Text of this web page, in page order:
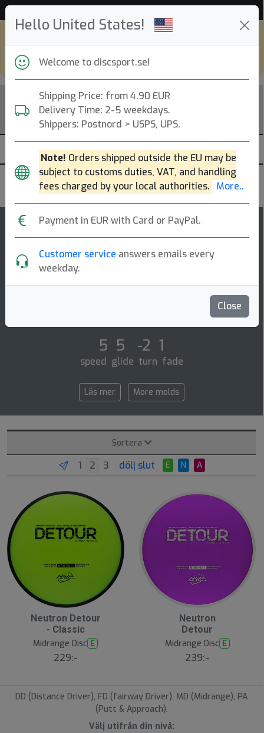
Hello United States!
Welcome to discsport.se!
Shipping Price: from 4.90 EUR
Delivery Time: 2-5 weekdays.
Shippers: Postnord > USPS, UPS.
Note! Orders shipped outside the EU may be
subject to customs duties, VAT, and handling
fees charged by your local authorities. More..
Payment in EUR with Card or PayPal.
Customer service answers emails every
weekday.
Close
go todiscsport.com
MVP Disc Sports
42
Detour
Fitting perfectly between the axiom hex and mvp
uplink, the newest addition to the james conrad lineup
slides in with flight numbers of 5 | [...]
5 5 -2 1
speed glide turn fade
Läs mer More molds
Sortera
dölj slut E N A
Neutron Detour
- Classic
Midrange Disc E
229:-
Neutron
Detour
Midrange Disc E
239:-
DD (Distance Driver), FD (fairway Driver), MD (Midrange), PA
(Putt & Approach).
Välj utifrån din nivå: